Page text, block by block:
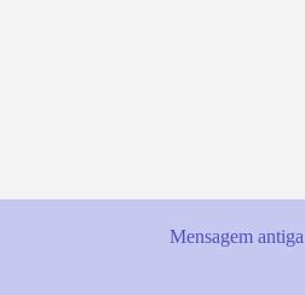
Mensagem antiga